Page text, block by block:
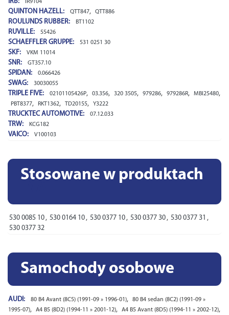
IR9104
QUINTON HAZELL: QTT847, QTT886
ROULUNDS RUBBER: BT1102
RUVILLE: 55426
SCHAEFFLER GRUPPE: 531 0251 30
SKF: VKM 11014
SNR: GT357.10
SPIDAN: 0.066426
SWAG: 30030055
TRIPLE FIVE: 02101105426P, 03.356, 320 3505, 979286, 979286R, MBI25480,
PBT8377, RKT1362, TD20155, Y3222
TRUCKTEC AUTOMOTIVE: 07.12.033
TRW: KCG182
VAICO: V100103
Stosowane w produktach
530 0085 10 , 530 0164 10 , 530 0377 10 , 530 0377 30 , 530 0377 31 ,
530 0377 32
Samochody osobowe
AUDI: 80 B4 Avant (8C5) (1991-09 » 1996-01),
80 B4 sedan (8C2) (1991-09 »
1995-07), A4 B5 (8D2) (1994-11 » 2001-12), A4 B5 Avant (8D5) (1994-11 » 2002-12),